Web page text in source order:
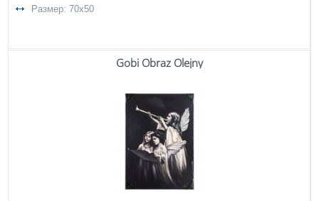
Размер: 70x50
Gobi Obraz Olejny